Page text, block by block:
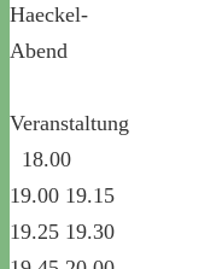
Haeckel-
Abend
Veranstaltung
18.00
19.00 19.15
19.25 19.30